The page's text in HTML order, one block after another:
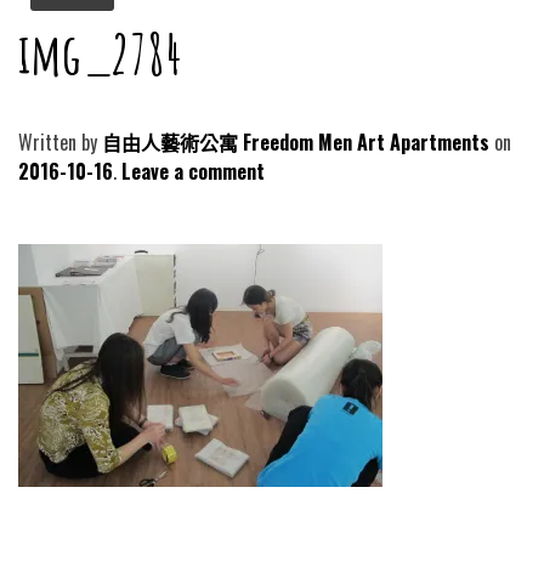
img_2784
Written by 自由人藝術公寓 Freedom Men Art Apartments
2016-10-16 Leave a comment